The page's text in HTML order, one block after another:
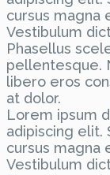
cursus magna
Vestibulum
Phasellus
pellentesque.
libero eros
at dolor.
Lorem ipsum
adipiscing elit.
cursus magna
Vestibulum